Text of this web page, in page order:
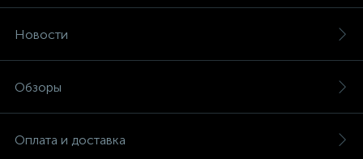
Новости
Обзоры
Оплата и доставка